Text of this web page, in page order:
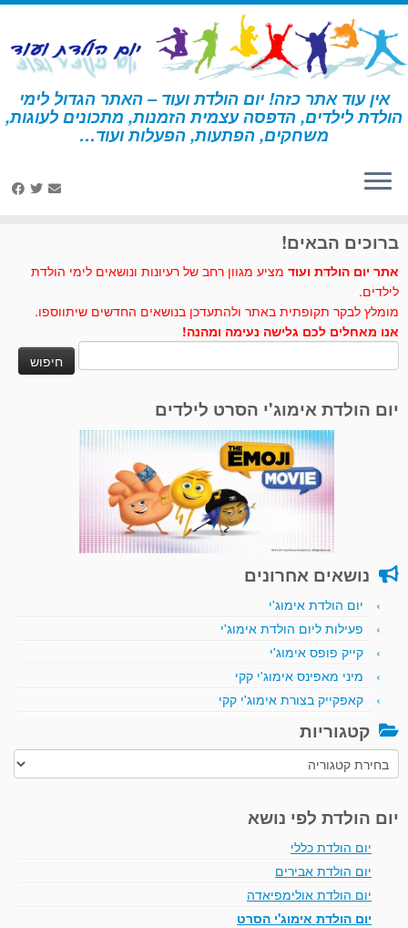
דלג
לתוכן
אין עוד אתר כזה! יום הולדת ועוד – האתר הגדול לימי
הולדת לילדים, הדפסה עצמית הזמנות, מתכונים לעוגות,
משחקים, הפתעות, הפעלות ועוד… דף הבית » אליס בארץ הפלאות » פעילות ומשחקים - אליס בארץ
חידון אליס בארץ הפלאות 1
לחצו לנו לייק בפייסבוק
ברוכים הבאים!
אתר יום הולדת ועוד מציע מגוון רחב של רעיונות ונושאים לימי הולדת
לילדים.
מומלץ לבקר תקופתית באתר ולהתעדכן בנושאים החדשים שיתווספו.
אנו מאחלים לכם גלישה נעימה ומהנה!
יום הולדת אימוג'י הסרט לילדים
נושאים אחרונים
יום הולדת אימוג'י
פעילות ליום הולדת אימוג'י
קייק פופס אימוג'י
מיני מאפינס אימוג'י קקי
קאפקייק בצורת אימוג'י קקי
קטגוריות
קטגוריות
יום הולדת לפי נושא
יום הולדת כללי
יום הולדת אבירים
יום הולדת אולימפיאדה
יום הולדת אימוג'י הסרט